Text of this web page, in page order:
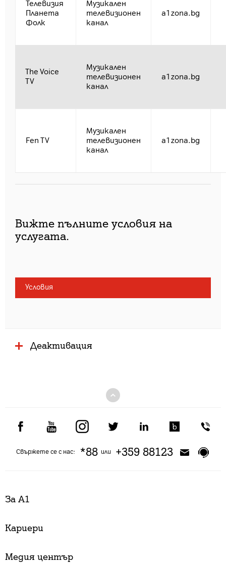
Телевизия
Планета
Фолк
Музикален
телевизионен
канал
a1zona.bg
The Voice
TV
Музикален
телевизионен
канал
a1zona.bg
Fen TV
Музикален
телевизионен
канал
a1zona.bg
Вижте пълните условия на
услугата.
Условия
Деактивация
Свържете се с нас: *88или +359 88123
За А1
Кариери
Медия център